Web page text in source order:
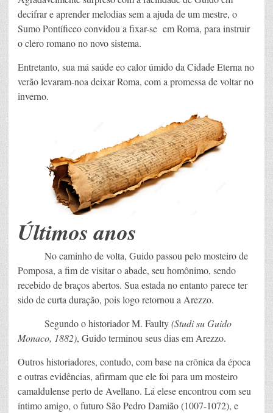
decifrar e aprender melodias sem a ajuda de um mestre, o
Sumo Pontíficeo convidou a fixar-se em Roma, para instruir
o clero romano no novo sistema.
Entretanto, sua má saúde eo calor úmido da Cidade Eterna no
verão levaram-noa deixar Roma, com a promessa de voltar no
inverno.
Últimos anos
No caminho de volta, Guido passou pelo mosteiro de
Pomposa, a fim de visitar o abade, seu homônimo, sendo
recebido de braços abertos. Sua estada no entanto parece ter
sido de curta duração, pois logo retornou a Arezzo.
Segundo o historiador M. Faulty(Studi su Guido
Monaco, 1882), Guido terminou seus dias em Arezzo.
Outros historiadores, contudo, com base na crônica da época
e outras evidências, afirmam que ele foi para um mosteiro
camaldulense perto de Avellano. Lá elese encontrou com seu
íntimo amigo, o futuro São Pedro Damião (1007-1072), e